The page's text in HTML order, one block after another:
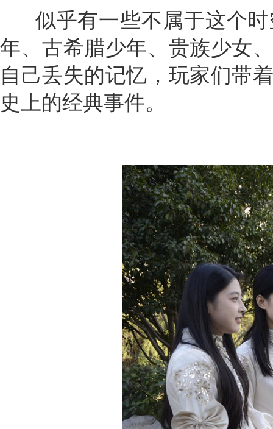
似乎有一些不属于这个
年、古希腊少年、贵族少女
自己丢失的记忆，玩家们带
史上的经典事件。